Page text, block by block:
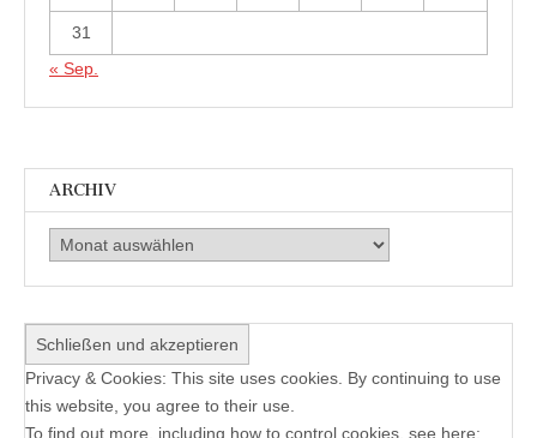
31
« Sep.
ARCHIV
Archiv
Privacy & Cookies: This site uses cookies. By continuing to use
this website, you agree to their use.
To find out more, including how to control cookies, see here: